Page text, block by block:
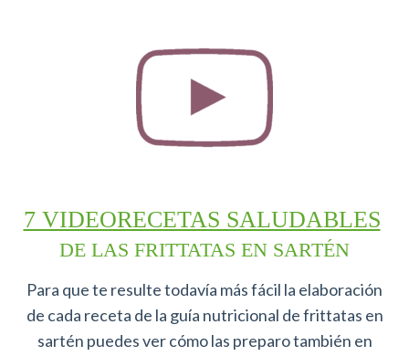
7 VIDEORECETAS SALUDABLES
DE LAS FRITTATAS EN SARTÉN
Para que te resulte todavía más fácil la elaboración
de cada receta de la guía nutricional de frittatas en
sartén puedes ver cómo las preparo también en